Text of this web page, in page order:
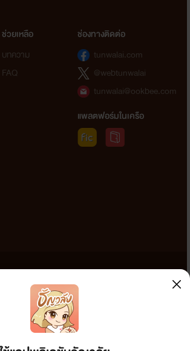
ช่วยเหลือ
บทความ
FAQ
ช่องทางติดต่อ
tunwalai.com
@webtunwalai
tunwalai@ookbee.com
แพลตฟอร์มในเครือ
ไม่ขอรับผิดชอบต่อข้อความใดๆ ทั้งสิ้น ดังนั้นผู้อ่านทุกท่านโปรดใช้
ยตนเอง และหากท่านพบข้อความใดๆ ที่ขัดต่อกฎหมายและศีลธรรม
เพื่อทีมงานจะได้ดำเนินการในทันที ทั้งนี้ ทางเว็บไซต์ขอสงวน
ธิ์ (ฉบับเพิ่มเติม) พ.ศ.2558